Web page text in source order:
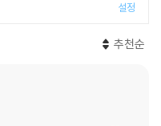
설정
추천순